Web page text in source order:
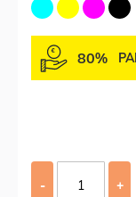
80%
- +